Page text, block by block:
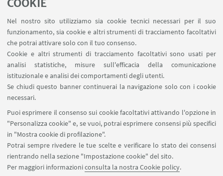
COOKIE
Nel nostro sito utilizziamo sia cookie tecnici necessari per il suo
funzionamento, sia cookie e altri strumenti di tracciamento facoltativi
che potrai attivare solo con il tuo consenso.
Cookie e altri strumenti di tracciamento facoltativi sono usati per
analisi statistiche, misure sull'efficacia della comunicazione
istituzionale e analisi dei comportamenti degli utenti.
Se chiudi questo banner continuerai la navigazione solo con i cookie
necessari.
Puoi esprimere il consenso sui cookie facoltativi attivando l'opzione in
"Personalizza cookie" e, se vuoi, potrai esprimere consensi più specifici
in "Mostra cookie di profilazione".
Potrai sempre rivedere le tue scelte e verificare lo stato dei consensi
rientrando nella sezione "Impostazione cookie" del sito.
Per maggiori informazioniconsulta la nostra Cookie policy.
Area riservata
Area DIT
SEGUI IL DIPARTIMENTO SU:
SEGUI UNIBO SU:
APP: